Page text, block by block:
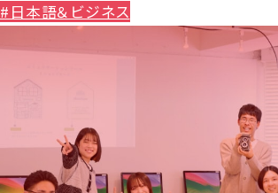
#日本語＆ビジネス